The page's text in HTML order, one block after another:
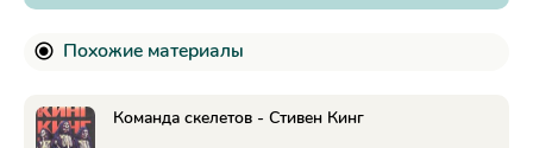
Похожие материалы
Команда скелетов - Стивен Кинг